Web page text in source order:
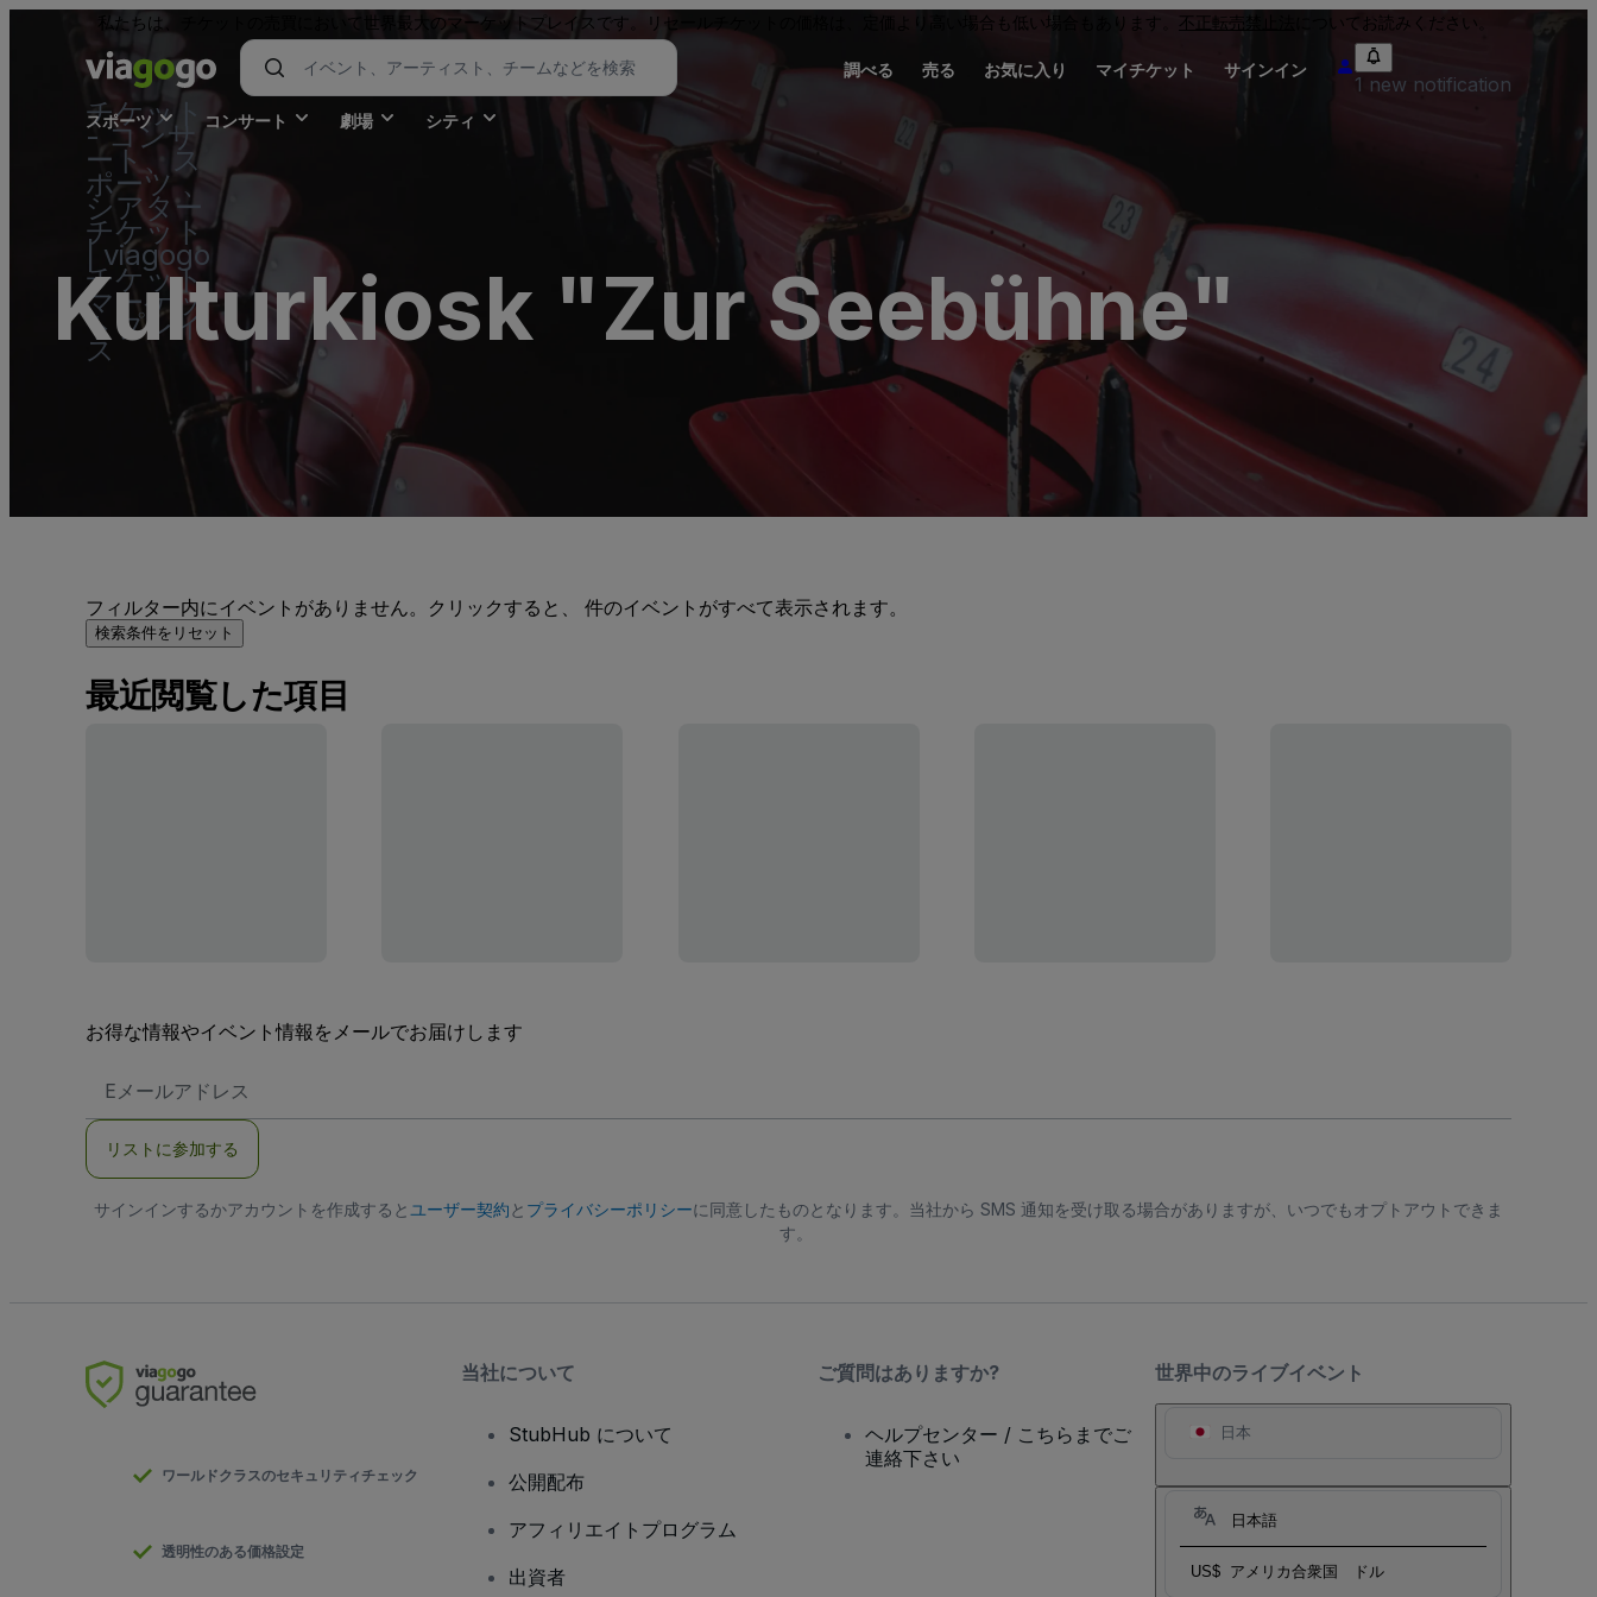
私たちは、チケットの売買において世界最大のマーケットプレイスです。リセールチケットの価格は、定価より高い場合も低い場合もあります。 不正転売禁止法 についてお読みください。
チケット
- コンサ
ート、ス
ポーツ 、
シアター
チケット
| viagogo
チケット
マーケッ
トプレイ
ス
調べる 売る お気に入り マイチケット サインイン
1 new notification
スポーツ コンサート 劇場 シティ
Kulturkiosk "Zur Seebühne"
フィルター内にイベントがありません。クリックすると、 件のイベントがすべて表示されます。
検索条件をリセット
最近閲覧した項目
お得な情報やイベント情報をメールでお届けします
メ
ア
ス
リストに参加する
サインインするかアカウントを作成すると ユーザー契約と プライバシーポリシーに同意したものとなります。当社から SMS 通知を受け取る場合がありますが、いつでもオプトアウトできま
す。
世界中のライブイベント
日本
日本語
US$ アメリカ合衆国 ドル
ワールドクラスのセキュリティチェック
透明性のある価格設定
当社について
StubHub について
公開配布
アフィリエイトプログラム
出資者
ご質問はありますか?
ヘルプセンター / こちらまでご
連絡下さい